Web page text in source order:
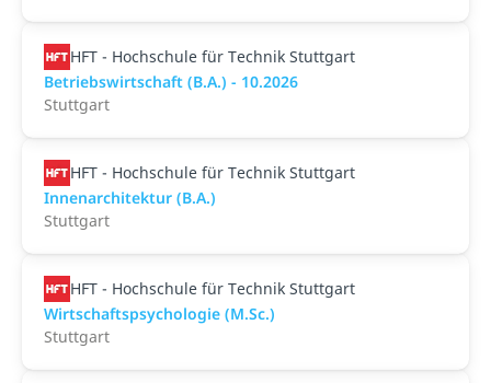
HFT - Hochschule für Technik Stuttgart
Betriebswirtschaft (B.A.) - 10.2026
Stuttgart
HFT - Hochschule für Technik Stuttgart
Innenarchitektur (B.A.)
Stuttgart
HFT - Hochschule für Technik Stuttgart
Wirtschaftspsychologie (M.Sc.)
Stuttgart